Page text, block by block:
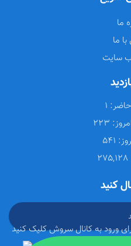
ما
ما
سایت
حاضر:
275,128
کنید